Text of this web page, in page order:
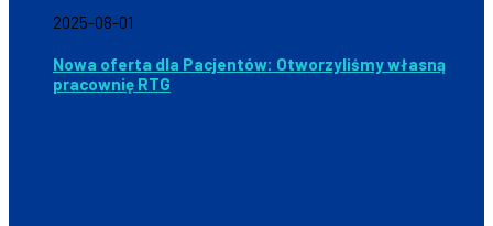
2025-08-01
Nowa oferta dla Pacjentów: Otworzyliśmy własną
pracownię RTG